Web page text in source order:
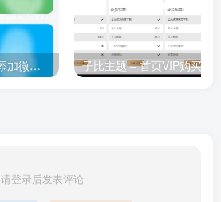
子比美化-网站侧边栏添加微信&QQ联系动态翻转小工具 子比主题 – 首页VIP购买小
请登录后发表评论